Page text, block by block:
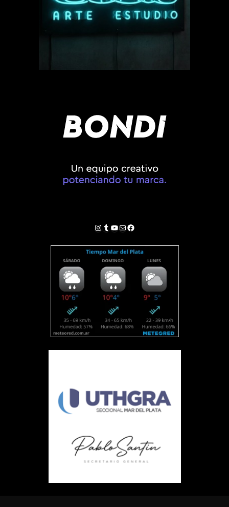
Instagram
Tumblr
YouTube
Correo electrónico
Facebook